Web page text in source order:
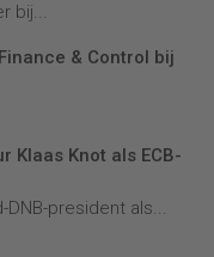
bij...
& Control bij
Klaas Knot als ECB-
president als...